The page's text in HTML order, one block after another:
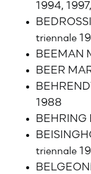
1994,
triennale
BEEMAN
BEER
1988
BEHRING
triennale